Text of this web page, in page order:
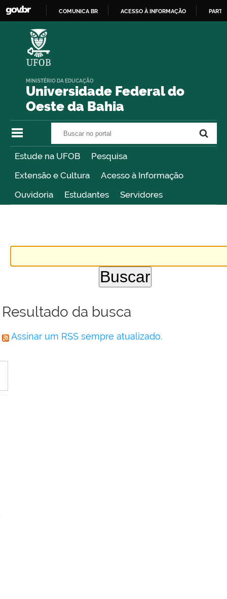
COMUNICA BR ACESSO À INFORMAÇÃO
Universidade Federal do
Oeste da Bahia
MINISTÉRIO DA EDUCAÇÃO
Estude na UFOB
Pesquisa
Extensão e Cultura
Acesso à Informação
Ouvidoria
Estudantes Servidores
Resultado da busca
Assinar um RSS sempre atualizado.